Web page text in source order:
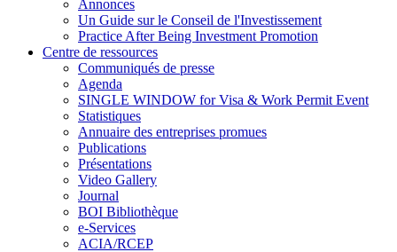
Annonces
Un Guide sur le Conseil de l'Investissement
Practice After Being Investment Promotion
Centre de ressources
Communiqués de presse
Agenda
SINGLE WINDOW for Visa & Work Permit Event
Statistiques
Annuaire des entreprises promues
Publications
Présentations
Video Gallery
Journal
BOI Bibliothèque
e-Services
ACIA/RCEP